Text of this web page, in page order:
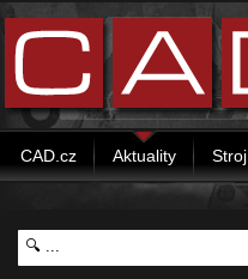
CAD.cz Aktuality